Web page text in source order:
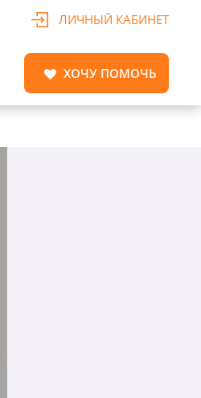
ЛИЧНЫЙ КАБИНЕТ
ХОЧУ ПОМОЧЬ